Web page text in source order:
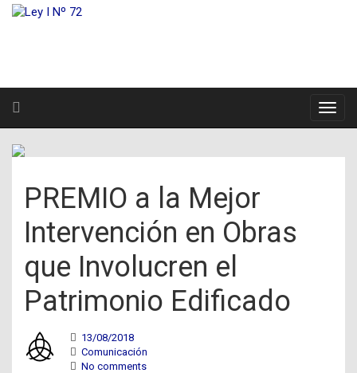
PREMIO a la Mejor
Intervención en Obras
que Involucren el
Patrimonio Edificado
13/08/2018
Comunicación
No comments